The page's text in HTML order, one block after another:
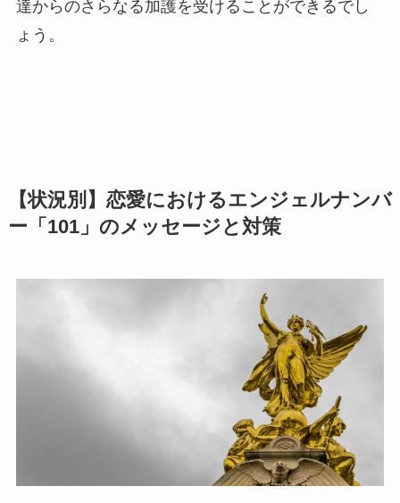
達からのさらなる加護を受けることができるでし
ょう。
【状況別】恋愛におけるエンジェルナンバ
ー「101」のメッセージと対策